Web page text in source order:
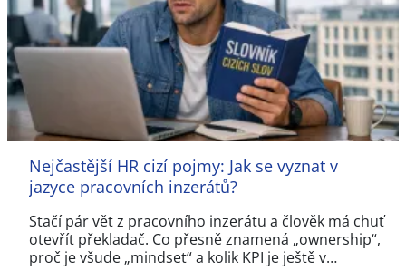
Nejčastější HR cizí pojmy: Jak se vyznat v
jazyce pracovních inzerátů?
Stačí pár vět z pracovního inzerátu a člověk má chuť
otevřít překladač. Co přesně znamená „ownership“,
proč je všude „mindset“ a kolik KPI je ještě v…